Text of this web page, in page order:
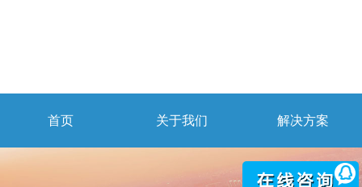
首页 关于我们 解决方案